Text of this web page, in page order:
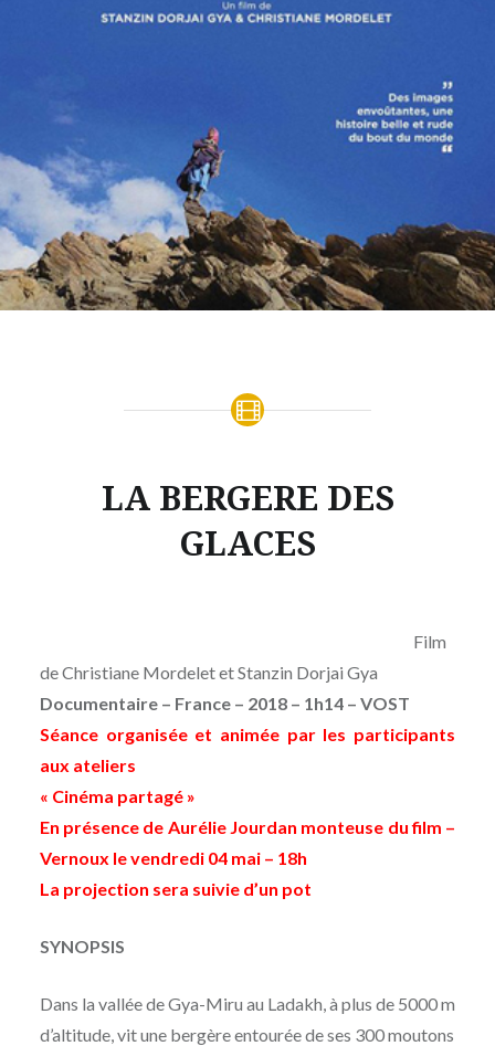
LA BERGERE DES
GLACES
Film
deChristiane Mordelet et Stanzin Dorjai Gya
Documentaire – France – 2018 – 1h14– VOST
Séance organisée et animée par les participants
aux ateliers
« Cinéma partagé »
En présence de Aurélie Jourdan monteuse du film –
Vernoux le vendredi 04 mai – 18h
La projection sera suivie d’un pot
SYNOPSIS
Dans la vallée de Gya-Miru au Ladakh, à plus de 5000 m
d’altitude, vit une bergère entourée de ses 300 moutons